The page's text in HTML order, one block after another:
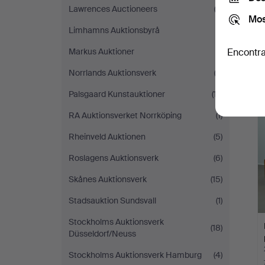
Lawrences Auctioneers
(3)
Limhamns Auktionsbyrå
Markus Auktioner
Norrlands Auktionsverk
(2)
Palsgaard Kunstauktioner
(17)
RA Auktionsverket Norrköping
(1)
Rheinveld Auktionen
(5)
Roslagens Auktionsverk
(6)
Skånes Auktionsverk
(15)
Stadsauktion Sundsvall
(1)
Stockholms Auktionsverk
Düsseldorf/Neuss
(18)
Stockholms Auktionsverk Hamburg
(4)